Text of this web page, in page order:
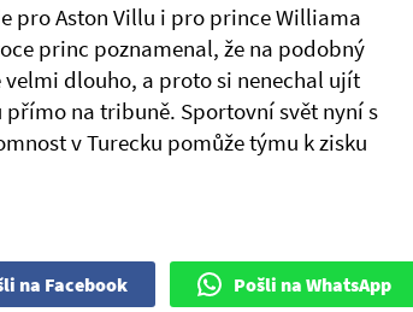
pro Aston Villu i pro prince Williama
princ poznamenal, že na podobný
dlouho, a proto si nenechal ujít
na tribuně. Sportovní svět nyní s
v Turecku pomůže týmu k zisku
na Facebook Pošli na WhatsApp